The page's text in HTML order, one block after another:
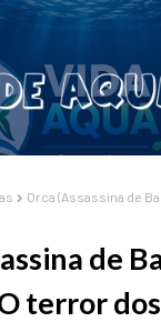
Orca (Assassina de
de
terror